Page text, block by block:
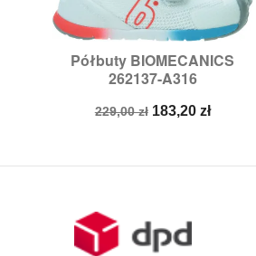
Półbuty BIOMECANICS
262137-A316
Cena
229,00 zł Cena
183,20 zł
Szybki podgląd
Rozmiary:24,25